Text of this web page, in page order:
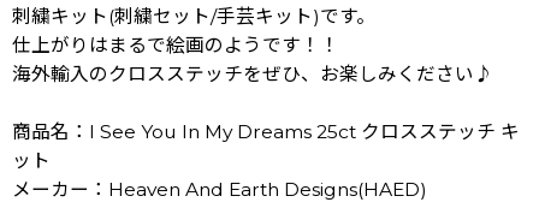
刺繍キット(刺繍セット/手芸キット)です。
仕上がりはまるで絵画のようです！！
海外輸入のクロスステッチをぜひ、お楽しみください♪
商品名：I See You In My Dreams 25ct クロスステッチ キ
ット
メーカー：Heaven And Earth Designs(HAED)